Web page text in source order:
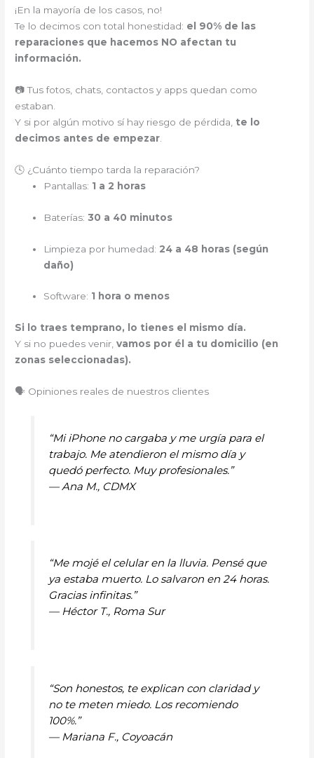
¡En la mayoría de los casos, no!
Te lo decimos con total honestidad: el 90% de las
reparaciones que hacemos NO afectan tu
información.
📷 Tus fotos, chats, contactos y apps quedan como
estaban.
Y si por algún motivo sí hay riesgo de pérdida, te lo
decimos antes de empezar
🕓 ¿Cuánto tiempo tarda la reparación?
Pantallas: 1 a 2 horas
Baterías:30 a 40 minutos
Limpieza por humedad: 24 a 48 horas (según
daño)
Software: 1 hora o menos
Si lo traes temprano, lo tienes el mismo día.
Y si no puedes venir,vamos por él a tu domicilio (en
zonas seleccionadas).
🗣️ Opiniones reales de nuestros clientes
“Mi iPhone no cargaba y me urgía para el
trabajo. Me atendieron el mismo día y
quedó perfecto. Muy profesionales.”
— Ana M., CDMX
“Me mojé el celular en la lluvia. Pensé que
ya estaba muerto. Lo salvaron en 24 horas.
Gracias infinitas.”
— Héctor T., Roma Sur
“Son honestos, te explican con claridad y
no te meten miedo. Los recomiendo
100%.”
— Mariana F., Coyoacán